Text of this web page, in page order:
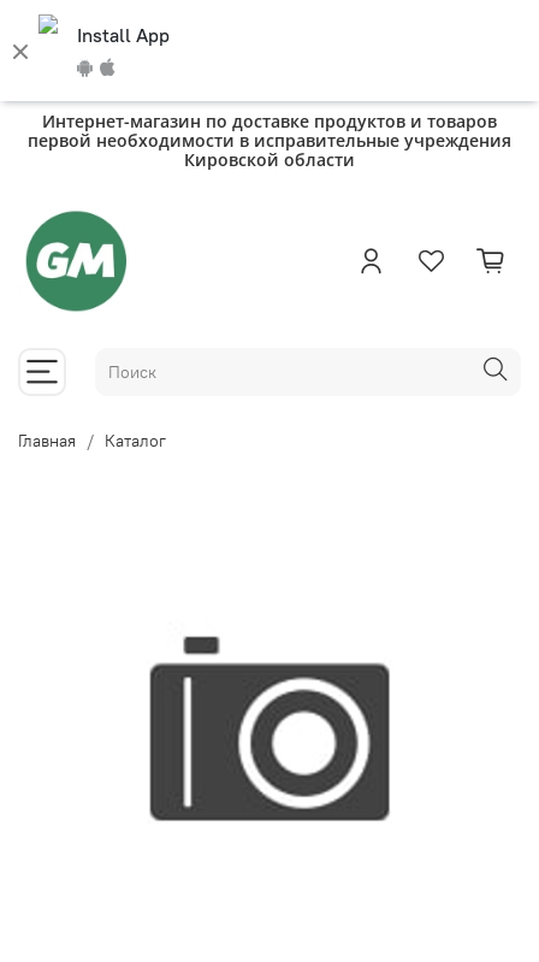
Install App
Интернет-магазин по доставке продуктов и товаров
первой необходимости в исправительные учреждения
Кировской области
Главная Каталог